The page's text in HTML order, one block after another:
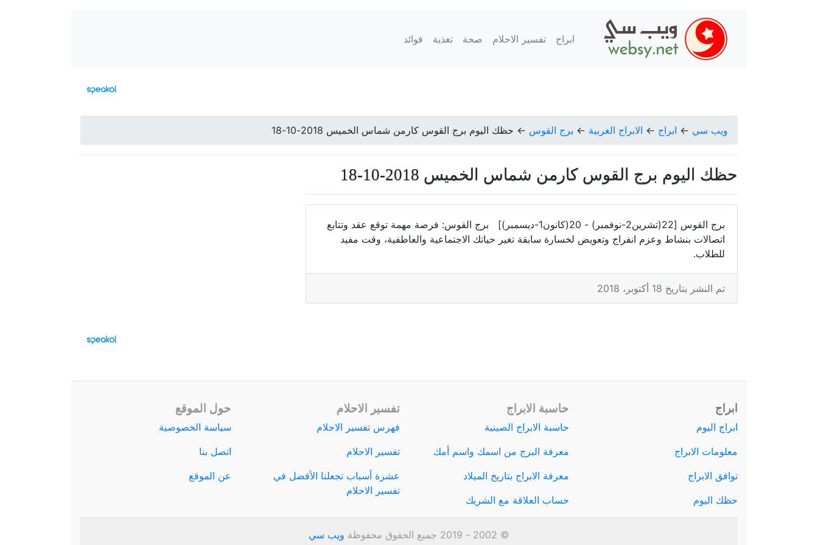
ابراج تفسير الاحلام صحة تغذية فوائد
ويب سي ← ابراج ← الابراج الغربية ← برج القوس ← حظك اليوم برج القوس كارمن شماس الخميس 2018-10-18
حظك اليوم برج القوس كارمن شماس الخميس 2018-10-18
برج القوس [22(تشرين2-نوفمبر) - 20(كانون1-ديسمبر)] برج القوس: فرصة مهمة توقع عقد وتتابع
اتصالات بنشاط وعزم انفراج وتعويض لخسارة سابقة تغير حياتك الاجتماعية والعاطفية، وقت مفيد
للطلاب.
تم النشر بتاريخ 18 أكتوبر، 2018
ابراج
ابراج اليوم
معلومات الابراج
توافق الابراج
حظك اليوم
حاسبة الابراج
حاسبة الابراج الصينية
معرفة البرج من اسمك واسم أمك
معرفة الابراج بتاريخ الميلاد
حساب العلاقة مع الشريك
تفسير الاحلام
فهرس تفسير الاحلام
تفسير الاحلام
عشرة أسباب تجعلنا الأفضل في
تفسير الاحلام
حول الموقع
سياسة الخصوصية
اتصل بنا
عن الموقع
© 2002 - 2019 جميع الحقوق محفوظة ويب سي